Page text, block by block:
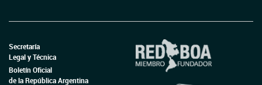
Secretaría
Legal y Técnica
Boletín Oficial
de la República Argentina